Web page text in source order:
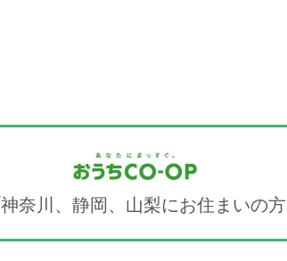
神奈川、静岡、山梨にお住まいの方